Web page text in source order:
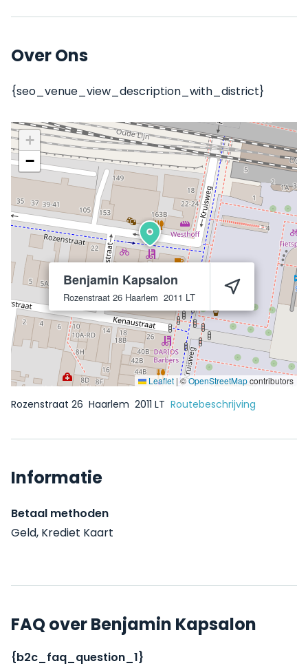
Over Ons
{seo_venue_view_description_with_district}
Benjamin Kapsalon
Rozenstraat 26 Haarlem 2011 LT
+
−
Leaflet |©OpenStreetMapcontributors
Rozenstraat 26 Haarlem 2011 LT Routebeschrijving
Informatie
Betaal methoden
Geld, Krediet Kaart
FAQ over Benjamin Kapsalon
{b2c_faq_question_1}